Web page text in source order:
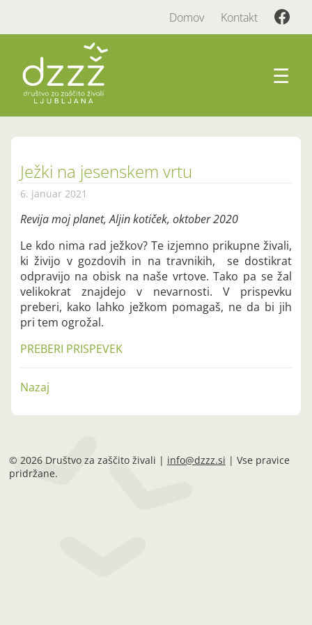
Domov Kontakt
☰
Ježki na jesenskem vrtu
6. januar 2021
Revija moj planet, Aljin kotiček, oktober 2020
Le kdo nima rad ježkov? Te izjemno prikupne živali,
ki živijo v gozdovih in na travnikih, se dostikrat
odpravijo na obisk na naše vrtove. Tako pa se žal
velikokrat znajdejo v nevarnosti. V prispevku
preberi, kako lahko ježkom pomagaš, ne da bi jih
pri tem ogrožal.
PREBERI PRISPEVEK
Nazaj
© 2026 Društvo za zaščito živali | info@dzzz.si | Vse pravice
pridržane.